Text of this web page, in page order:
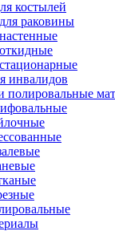
костылей
раковины
инвалидов